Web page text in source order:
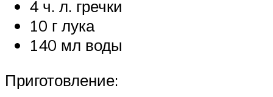
4 ч. л. гречки
10 г лука
140 мл воды
Приготовление: